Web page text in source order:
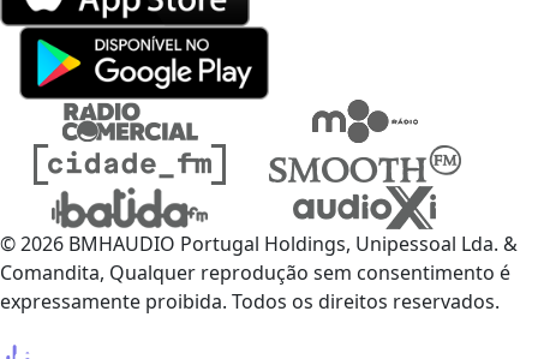
© 2026 BMHAUDIO Portugal Holdings, Unipessoal Lda. &
Comandita, Qualquer reprodução sem consentimento é
expressamente proibida. Todos os direitos reservados.